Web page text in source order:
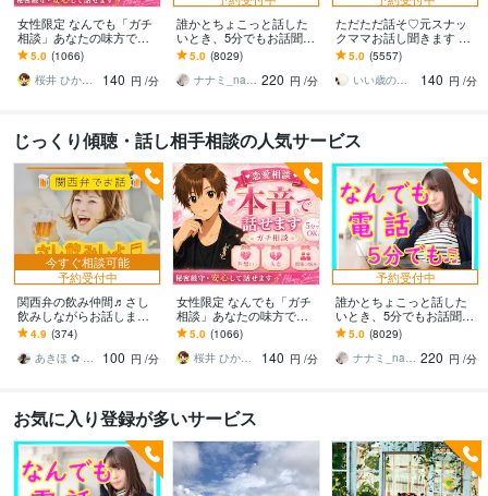
女性限定 なんでも「ガチ
相談」あなたの味方で話
ます 男性目線で、あなた
の恋の“答え”を言葉にしま
す。
5.0 (1066)
桜井 ひかる｜経験豊富の恋愛相談室
140 円 /分
誰かとちょこっと話した
いとき、5分でもお話聞き
ます 疲れた～、でもカウ
ンセリングじゃない、な
んとなく雑談聞いて～
5.0 (8029)
ナナミ_nanami 220 円 /分
ただただ話そ♡元スナッ
クママお話し聞きます ゆ
ったり、癒しの時間を╰(*
´︶`*)╯♡
5.0 (5557)
いい歳のエリー♡
140 円 /分
じっくり傾聴・話し相手相談の人気サービス
今すぐ相談可能
予約受付中
関西弁の飲み仲間♬さし
飲みしながらお話します
何となく話したい✨酔った
時のいい気分のまま⭐︎お話
しましょう
4.9 (374)
あきほ ✿ 元気を届ける関西女子✨
100 円 /分
女性限定 なんでも「ガチ
相談」あなたの味方で話
ます 男性目線で、あなた
の恋の“答え”を言葉にしま
す。
5.0 (1066)
桜井 ひかる｜経験豊富の恋愛相談室
140 円 /分
予約受付中
誰かとちょこっと話した
いとき、5分でもお話聞き
ます 疲れた～、でもカウ
ンセリングじゃない、な
んとなく雑談聞いて～
5.0 (8029)
ナナミ_nanami 220 円 /分
お気に入り登録が多いサービス